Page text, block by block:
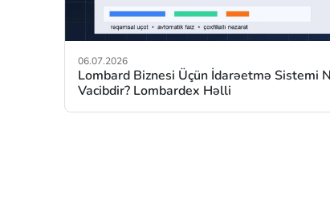
06.07.2026
Lombard Biznesi Üçün İdarəetmə Sistemi
Vacibdir? Lombardex Həlli